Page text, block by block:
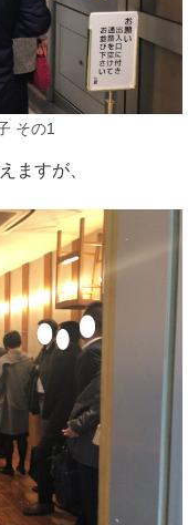
その1
ますが、